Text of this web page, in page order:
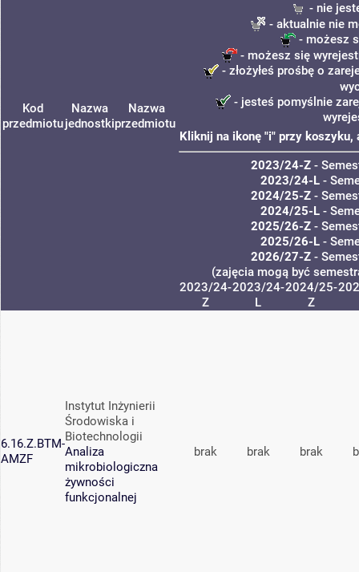
Kod
przedmiotu
Nazwa
jednostki
Nazwa
przedmiotu
- nie
- aktualnie nie
- możesz
- możesz się
- złożyłeś prośbę o
- jesteś pomyślnie
Kliknij na ikonę "i" przy
2023/24-Z -
2023/24-L -
2024/25-Z -
2024/25-L -
2025/26-Z -
2025/26-L -
2026/27-Z -
(zajęcia mogą być
2023/24-
Z
2023/24-
L
2024/25-
Z
6.16.Z.BTM-
AMZF
Instytut Inżynierii
Środowiska i
Biotechnologii
Analiza
mikrobiologiczna
żywności
funkcjonalnej
brak brak brak